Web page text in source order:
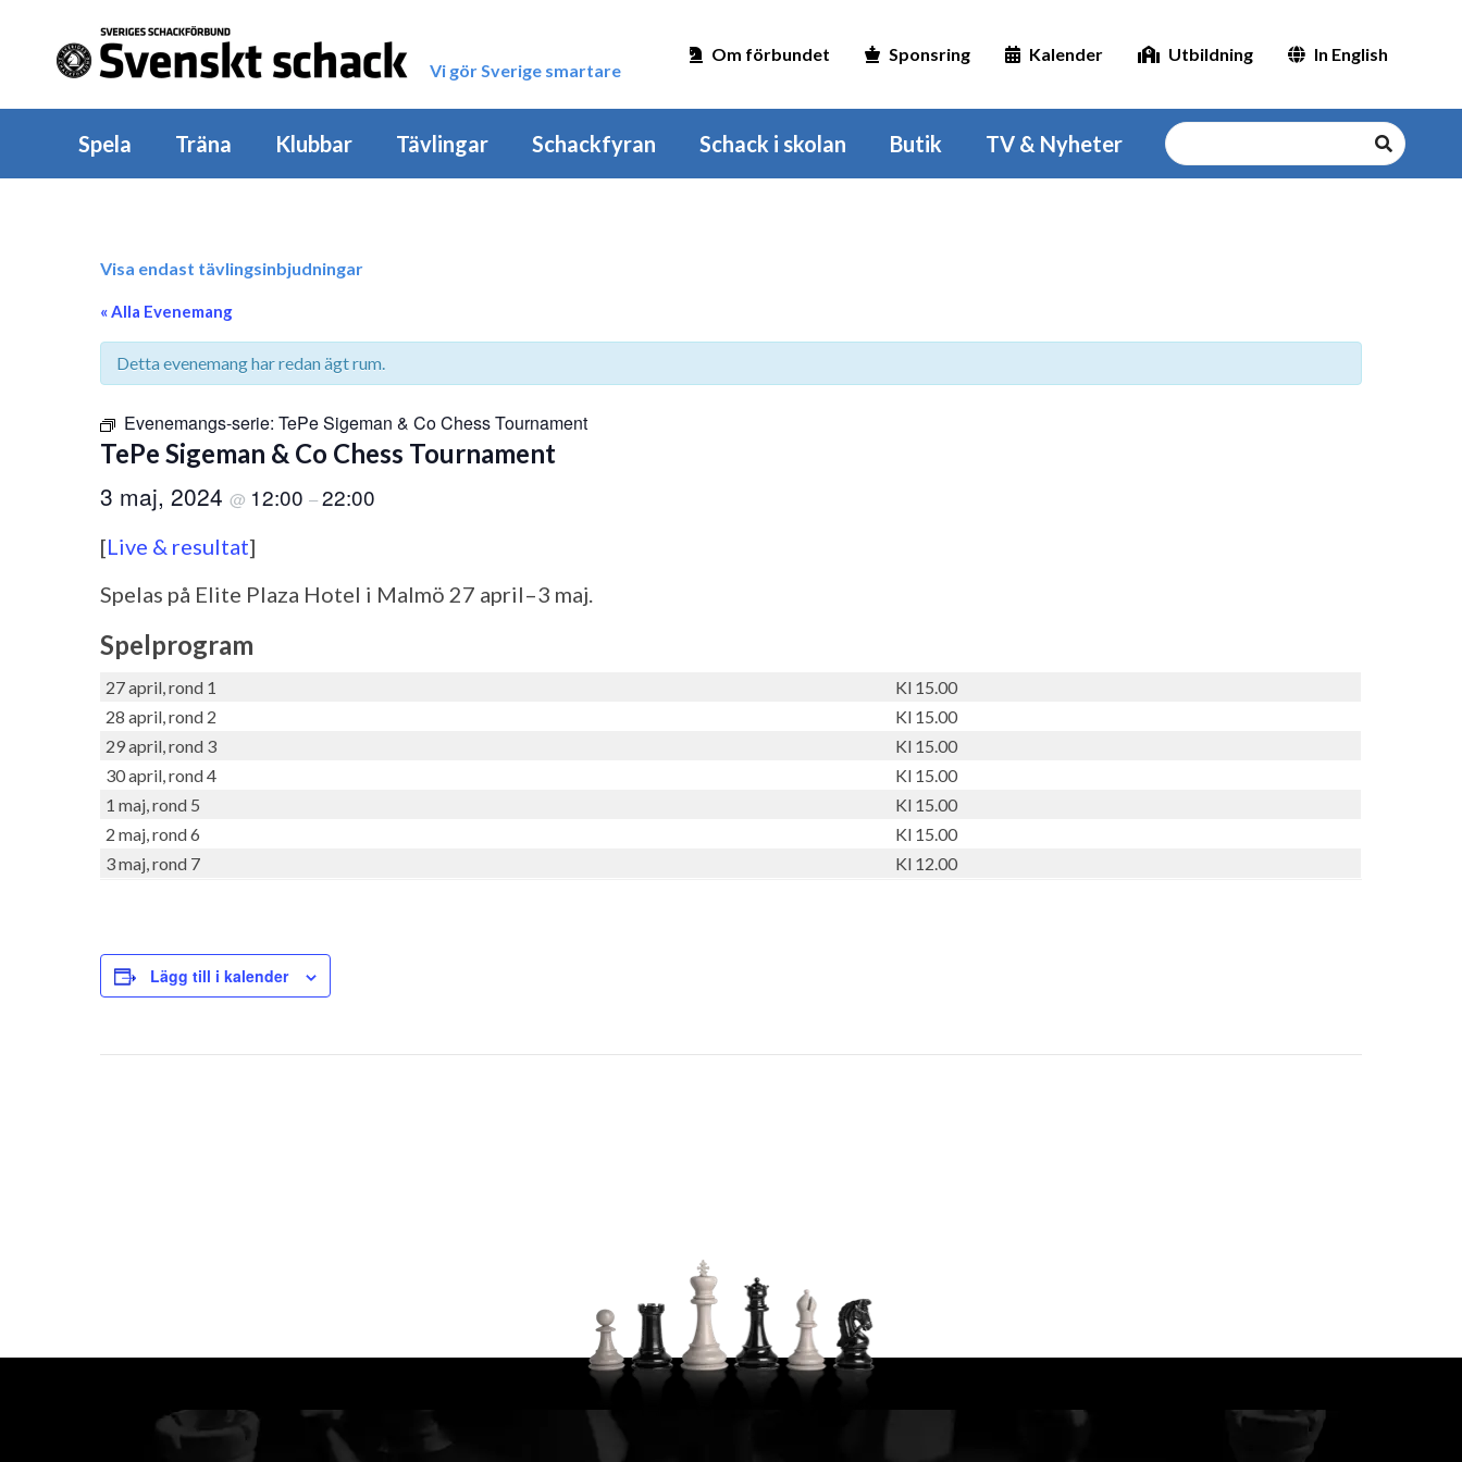
Vi gör Sverige smartare
Om förbundet Sponsring Kalender Utbildning In English
Spela Träna Klubbar Tävlingar Schackfyran Schack i skolan Butik TV & Nyheter
Visa endast tävlingsinbjudningar
« Alla Evenemang
Detta evenemang har redan ägt rum.
Evenemangs-serie: TePe Sigeman & Co Chess Tournament
TePe Sigeman & Co Chess Tournament
3 maj, 2024 @ 12:00 –22:00
[Live & resultat]
Spelas på Elite Plaza Hotel i Malmö 27 april–3 maj.
Spelprogram
27 april, rond 1
Kl 15.00
28 april, rond 2
Kl 15.00
29 april, rond 3
Kl 15.00
30 april, rond 4
Kl 15.00
1 maj, rond 5
Kl 15.00
2 maj, rond 6
Kl 15.00
3 maj, rond 7
Kl 12.00
Lägg till i kalender